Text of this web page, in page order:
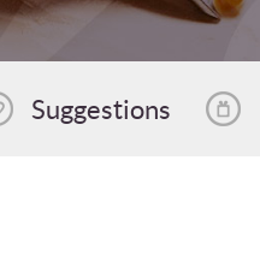
Suggestions